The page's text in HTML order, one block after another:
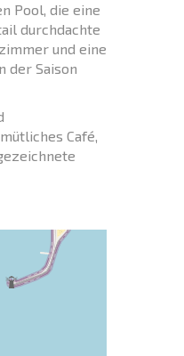
Pool, die eine
durchdachte
und eine
der Saison
Café,